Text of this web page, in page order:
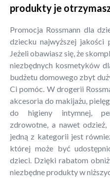
produkty je
Promocja Rossmann dla
dziecku najwyższej jakości
Jeżeli obawiasz się, że
niezbędnych kosmetyków
budżetu domowego zbyt
Ci pomóc. W drogerii
akcesoria do makijażu,
do higieny intymnej,
zdrowotne, a nawet
jedną z kategorii jest
której może być
dzieci. Dzięki rabatom
niezbędne produkty w